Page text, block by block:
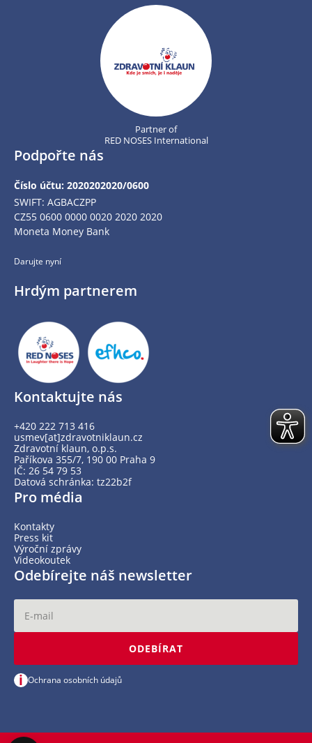
Partner of
RED NOSES International
Podpořte nás
Číslo účtu: 2020202020/0600
SWIFT: AGBACZPP
CZ55 0600 0000 0020 2020 2020
Moneta Money Bank
Darujte nyní
Hrdým partnerem
Kontaktujte nás
+420 222 713 416
usmev[at]zdravotniklaun.cz
Zdravotní klaun, o.p.s.
Paříkova 355/7, 190 00 Praha 9
IČ: 26 54 79 53
Datová schránka: tz22b2f
Pro média
Kontakty
Press kit
Výroční zprávy
Videokoutek
Odebírejte náš newsletter
ODEBÍRAT
i Ochrana osobních údajů